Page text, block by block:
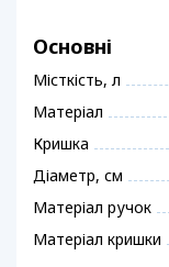
Основні
Місткість, л
Матеріал
Кришка
Діаметр, см
Матеріал ручок
Матеріал кришки